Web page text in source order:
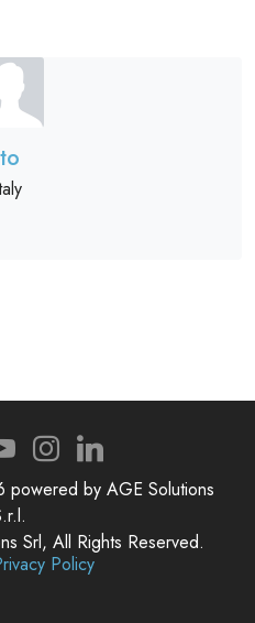
by AGE Solutions
Srl, All Rights Reserved.
Policy